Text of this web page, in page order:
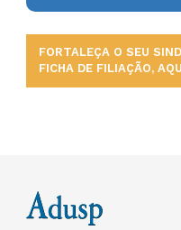
FORTALEÇA O SEU
FICHA DE FILIAÇÃO,